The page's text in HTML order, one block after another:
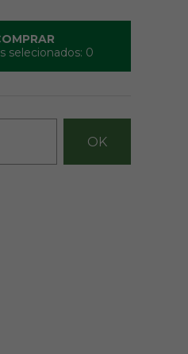
R$ 28,20
Graça 01
selecionados: 0